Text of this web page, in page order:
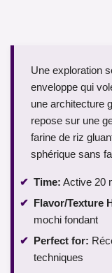
Une exploration
enveloppe qui
une architecture
repose sur une
farine de riz
sphérique sans
Time: Active 20
Flavor/Texture
mochi fondant
Perfect for:
techniques